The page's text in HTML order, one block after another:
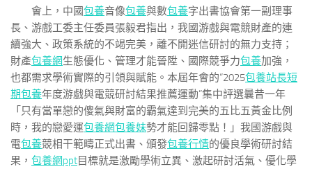
會上，中國包養音像包養與數包養字出書協會第一副理事
長、游戲工委主任委員張毅君指出，我國游戲與電競財產的連
續強大、政策系統的不竭完美，離不開迷信研討的無力支持；
財產包養網生態優化、管理才能晉陞、國際競爭力包養加強，
也都需求學術實際的引領與賦能。本屆年會的“2025包養站長短
期包養年度游戲與電競研討結果推薦運動”集中評選曩昔一年
「只有當單戀的傻氣與財富的霸氣達到完美的五比五黃金比例
時，我的戀愛運包養網包養妹勢才能回歸零點！」我國游戲與
電包養競相干範疇正式出書、頒發包養行情的優良學術研討結
果， 包養網ppt目標就是激勵學術立異、激起研討活氣、優化學